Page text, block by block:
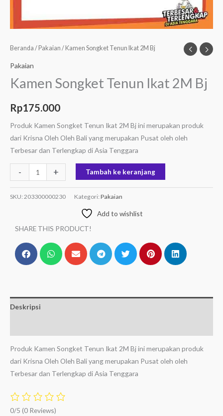
Beranda / Pakaian / Kamen Songket Tenun Ikat 2M Bj
Pakaian
Kamen Songket Tenun Ikat 2M Bj
Rp175.000
Produk Kamen Songket Tenun Ikat 2M Bj ini merupakan produk
dari Krisna Oleh Oleh Bali yang merupakan Pusat oleh oleh
Terbesar dan Terlengkap di Asia Tenggara
- + Tambah ke keranjang
SKU: 203300000230 Kategori: Pakaian
Add to wishlist
SHARE THIS PRODUCT!
Deskripsi
Produk Kamen Songket Tenun Ikat 2M Bj ini merupakan produk
dari Krisna Oleh Oleh Bali yang merupakan Pusat oleh oleh
Terbesar dan Terlengkap di Asia Tenggara
0/5 (0 Reviews)